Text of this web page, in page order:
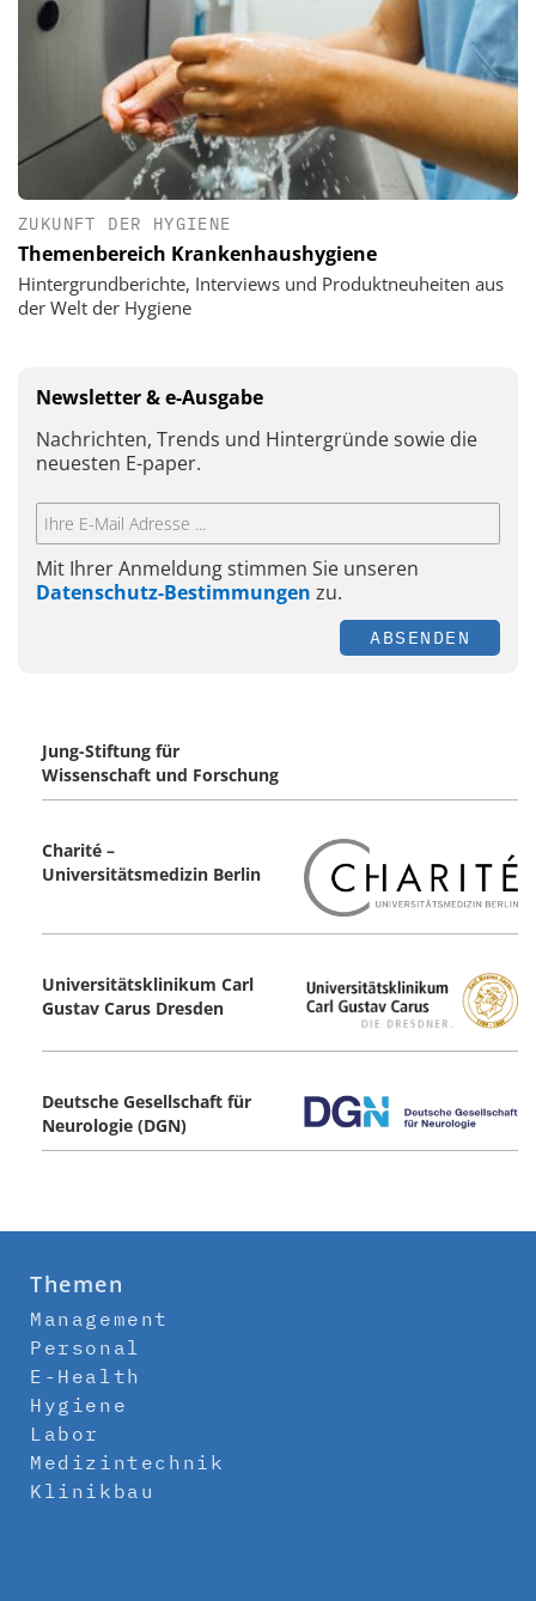
ZUKUNFT DER HYGIENE
Themenbereich Krankenhaushygiene
Hintergrundberichte, Interviews und Produktneuheiten aus
der Welt der Hygiene
Newsletter & e-Ausgabe
Nachrichten, Trends und Hintergründe sowie die
neuesten E-paper.
Mit Ihrer Anmeldung stimmen Sie unseren
Datenschutz-Bestimmungen zu.
ABSENDEN
Jung-Stiftung für
Wissenschaft und Forschung
Charité –
Universitätsmedizin Berlin
Universitätsklinikum Carl
Gustav Carus ­Dresden
Deutsche Gesellschaft für
Neurologie (DGN)
Themen
Management
Personal
E-Health
Hygiene
Labor
Medizintechnik
Klinikbau